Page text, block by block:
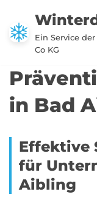
Zum
Inhalt
Ein Service
Co KG
in Bad
Effektive
für
Aibling